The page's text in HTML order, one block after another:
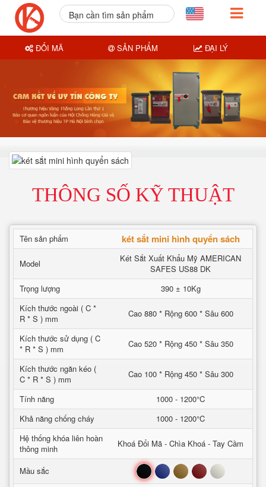
THÔNG SỐ KỸ THUẬT
Tên sản phẩm két sắt mini hình quyển sách
Model
Két Sắt Xuất Khẩu Mỹ AMERICAN
SAFES US88 DK
Trọng lượng
390 ± 10Kg
Kích thước ngoài ( C *
R * S ) mm
Cao 880 * Rộng 600 * Sâu 600
Kích thước sử dụng ( C
* R * S ) mm
Cao 520 * Rộng 450 * Sâu 350
Kích thước ngăn kéo (
C * R * S ) mm
Cao 100 * Rộng 450 * Sâu 300
Tính năng
1000 - 1200°C
Khả năng chống cháy
1000 - 1200°C
Hệ thống khóa liên hoàn
thông minh
Khoá Đổi Mã - Chìa Khoá - Tay Cầm
Mầu sắc Đen Xanh Nâu Đỏ Trắng
Bạn cần tìm sản phẩm
ĐỔI MÃ SẢN PHẨM ĐẠI LÝ